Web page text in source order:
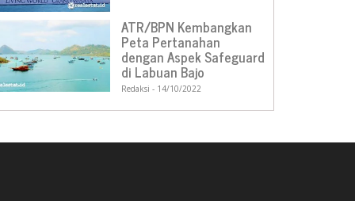
ATR/BPN Kembangkan
Peta Pertanahan
dengan Aspek Safeguard
di Labuan Bajo
Redaksi 14/10/2022